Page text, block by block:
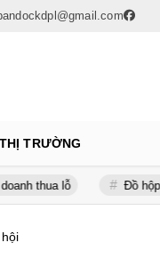
THỊ TRƯỜNG
Đồ hộp Hạ Long